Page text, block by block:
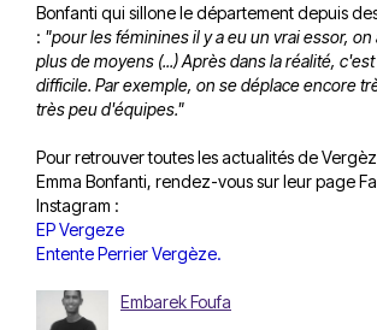
Bonfanti qui sillone le département depuis
: "pour les féminines il y a eu un vrai essor,
plus de moyens (...) Après dans la réalité,
difficile. Par exemple, on se déplace encore
très peu d'équipes."
Pour retrouver toutes les actualités de
Emma Bonfanti, rendez-vous sur leur page
Instagram :
EP Vergeze
Entente Perrier Vergèze.
Embarek Foufa